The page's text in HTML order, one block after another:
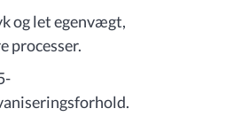
og let egenvægt,
processer.